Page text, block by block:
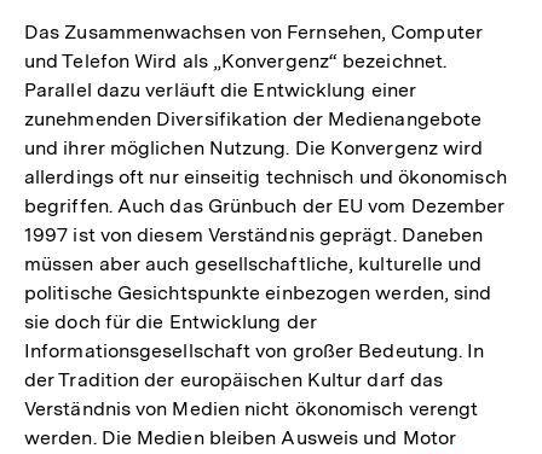
Das Zusammenwachsen von Fernsehen, Computer
und Telefon Wird als „Konvergenz“ bezeichnet.
Parallel dazu verläuft die Entwicklung einer
zunehmenden Diversifikation der Medienangebote
und ihrer möglichen Nutzung. Die Konvergenz wird
allerdings oft nur einseitig technisch und ökonomisch
begriffen. Auch das Grünbuch der EU vom Dezember
1997 ist von diesem Verständnis geprägt. Daneben
müssen aber auch gesellschaftliche, kulturelle und
politische Gesichtspunkte einbezogen werden, sind
sie doch für die Entwicklung der
Informationsgesellschaft von großer Bedeutung. In
der Tradition der europäischen Kultur darf das
Verständnis von Medien nicht ökonomisch verengt
werden. Die Medien bleiben Ausweis und Motor